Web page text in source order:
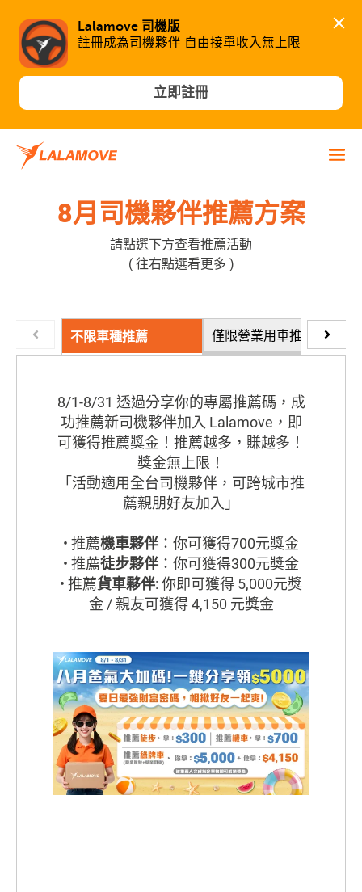
Lalamove 司機版
立即註冊
8月司機夥伴推薦方案
請點選下方查看推薦活動
( 往右點選看更多 )
不限車種推薦 僅限營業用車推薦
8/1-8/31 透過分享你的專屬推薦碼，成
功推薦新司機夥伴加入 Lalamove，即
可獲得推薦獎金！推薦越多，賺越多！
獎金無上限！
「活動適用全台司機夥伴，可跨城市推
薦親朋好友加入」
• 推薦機車夥伴 ：你可獲得700元獎金
• 推薦徒步夥伴 ：你可獲得300元獎金
• 推薦貨車夥伴: 你即可獲得 5,000元獎
金 / 親友可獲得 4,150 元獎金